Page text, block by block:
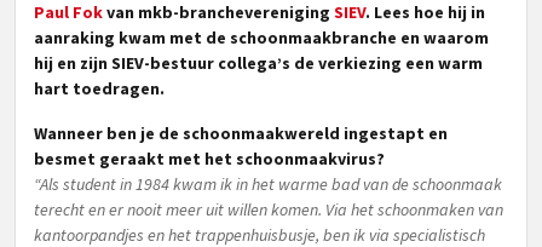
Paul Fokvan mkb-branchevereniging SIEV. Lees hoe hij in
aanraking kwam met de schoonmaakbranche en waarom
hij en zijn SIEV-bestuur collega’s de verkiezing een warm
hart toedragen.
Wanneer ben je de schoonmaakwereld ingestapt en
besmet geraakt met het schoonmaakvirus?
“Als student in 1984 kwam ik in het warme bad van de schoonmaak
terecht en er nooit meer uit willen komen. Via het schoonmaken van
kantoorpandjes en het trappenhuisbusje, ben ik via specialistisch